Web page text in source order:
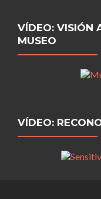
VÍDEO: VISIÓN
MUSEO
VÍDEO: